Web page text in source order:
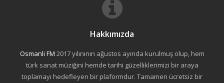
Hakkımızda
Osmanli FM 2017 yılınının ağustos ayında kurulmuş olup, hem
türk sanat müziğini hemde tarihi güzelliklerimizi bir araya
toplamayı hedefleyen bir plaformdur. Tamamen ücretsiz bir